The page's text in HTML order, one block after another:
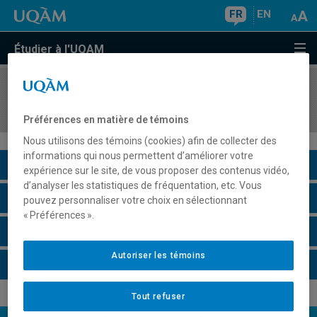
FR EN
Étudier à l'UQAM
COURS//
Description du cours
Horaire - Été 2026
Préférences en matière de témoins
Nous utilisons des témoins (cookies) afin de collecter des
informations qui nous permettent d’améliorer votre
expérience sur le site, de vous proposer des contenus vidéo,
d’analyser les statistiques de fréquentation, etc. Vous
pouvez personnaliser votre choix en sélectionnant
« Préférences ».
Tout refuser
Autoriser les témoins